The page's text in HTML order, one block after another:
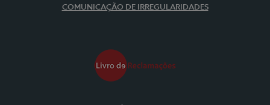
COMUNICAÇÃO DE IRREGULARIDADES